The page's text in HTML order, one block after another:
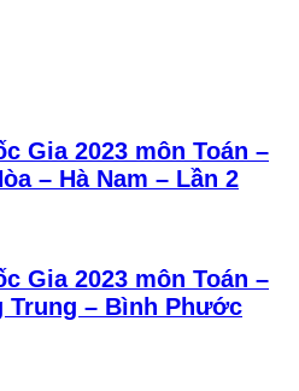
Gia 2023 môn Toán –
– Hà Nam – Lần 2
Gia 2023 môn Toán –
Trung – Bình Phước